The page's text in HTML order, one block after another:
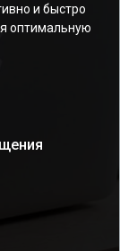
и быстро
оптимальную